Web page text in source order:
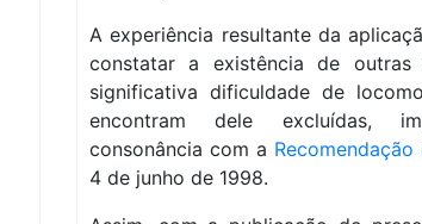
A experiência resultante da
constatar a existência de outras
significativa dificuldade de
encontram dele excluídas,
consonância com a
4 de junho de 1998.